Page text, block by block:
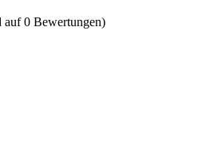
auf 0 Bewertungen)